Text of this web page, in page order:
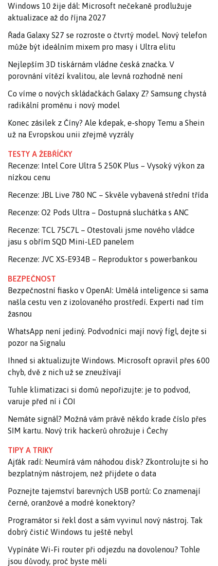
Windows 10 žije dál: Microsoft nečekaně prodlužuje
aktualizace až do října 2027
Řada Galaxy S27 se rozroste o čtvrtý model. Nový telefon
může být ideálním mixem pro masy i Ultra elitu
Nejlepším 3D tiskárnám vládne česká značka. V
porovnání vítězí kvalitou, ale levná rozhodně není
Co víme o nových skládačkách Galaxy Z? Samsung chystá
radikální proměnu i nový model
Konec zásilek z Číny? Ale kdepak, e-shopy Temu a Shein
už na Evropskou unii zřejmě vyzrály
TESTY A ŽEBŘÍČKY
Recenze: Intel Core Ultra 5 250K Plus – Vysoký výkon za
nízkou cenu
Recenze: JBL Live 780 NC – Skvěle vybavená střední třída
Recenze: O2 Pods Ultra – Dostupná sluchátka s ANC
Recenze: TCL 75C7L – Otestovali jsme nového vládce
jasu s obřím SQD Mini-LED panelem
Recenze: JVC XS-E934B – Reproduktor s powerbankou
BEZPEČNOST
Bezpečnostní fiasko v OpenAI: Umělá inteligence si sama
našla cestu ven z izolovaného prostředí. Experti nad tím
žasnou
WhatsApp není jediný. Podvodníci mají nový fígl, dejte si
pozor na Signalu
Ihned si aktualizujte Windows. Microsoft opravil přes 600
chyb, dvě z nich už se zneužívají
Tuhle klimatizaci si domů nepořizujte: je to podvod,
varuje před ní i ČOI
Nemáte signál? Možná vám právě někdo krade číslo přes
SIM kartu. Nový trik hackerů ohrožuje i Čechy
TIPY A TRIKY
Ajťák radí: Neumírá vám náhodou disk? Zkontrolujte si ho
bezplatným nástrojem, než přijdete o data
Poznejte tajemství barevných USB portů: Co znamenají
černé, oranžové a modré konektory?
Programátor si řekl dost a sám vyvinul nový nástroj. Tak
dobrý čistič Windows tu ještě nebyl
Vypínáte Wi-Fi router při odjezdu na dovolenou? Tohle
jsou důvody, proč byste měli